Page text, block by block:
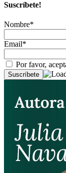
Suscríbete!
Nombre*
Email*
Por favor,